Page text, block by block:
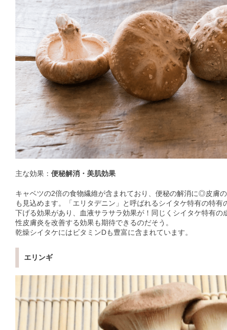
主な効果： 便秘解消・美肌効果
キャベツの2倍の食物繊維が含まれており、便秘の解消に◎皮膚
も見込めます。「エリタデニン」と呼ばれるシイタケ特有の特有
下げる効果があり、血液サラサラ効果が！同じくシイタケ特有の
性皮膚炎を改善する効果も期待できるのだそう。
乾燥シイタケにはビタミンDも豊富に含まれています。
エリンギ